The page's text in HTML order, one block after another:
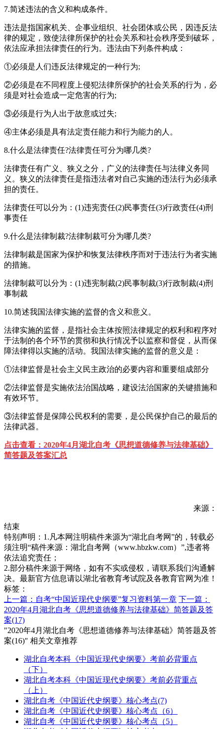
7.简述违法的含义和构成条件。
违法是指国家机关、企事业组织、社会团体或公民，因违反法
律的规定，致使法律所保护的社会关系和社会秩序受到破坏，
依法应承担法律责任的行为。违法由下列条件构成：
①必须是人们违反法律规定的一种行为;
②必须是在不同程度上侵犯法律所保护的社会关系的行为，必
须是对社会造成一定危害的行为;
③必须是行为人出于故意或过失;
④主体必须是具有法定责任能力和行为能力的人。
8.什么是法律责任?法律责任可分为哪几类?
法律责任有广义、狭义之分，广义的法律责任与法律义务同
义。狭义的法律责任是指违法者对自己实施的违法行为必须承
担的责任。
法律责任可以分为：(1)违宪责任(2)民事责任(3)行政责任(4)刑
事责任
9.什么是法律制裁?法律制裁可分为哪几类?
法律制裁是国家为保护和恢复法律秩序而对于违法行为者实施
的措施。
法律制裁可以分为：(1)违宪制裁(2)民事制裁(3)行政制裁(4)刑
事制裁
10.简述我国法律实施的监督的含义和意义。
法律实施的监督，是指社会主体按照法律规定的权利和程序对
于法制的各个环节的贯彻和执行情况予以监察和督促，从而保
障法律得以实施的活动。我国法律实施的监督的意义是：
①法律监督是社会主义民主政治的必要内容和重要组成部分
②法律监督是实施依法治国战略，建设法治国家的关键措施和
有效环节。
③法律监督是保障公民权利的需要，是公民保护自己的最后的
法律武器。
点击查看： 2020年4月湖北自考《思想道德修养与法律基础》
简答题及答案汇总
来源：
结束
特别声明：1.凡本网注明稿件来源为“湖北自考网”的，转载必
须注明“稿件来源：湖北自考网（www.hbzkw.com）”,违者将
依法追究责任；
2.部分稿件来源于网络，如有不实或侵权，请联系我们沟通解
决。最新官方信息请以湖北省教育考试院及各教育官网为准！
标签：
上一篇：自考“中国近现代史纲要”复习资料第一章 下一篇：
2020年4月湖北自考《思想道德修养与法律基础》简答题及答
案(17)
"2020年4月湖北自考《思想道德修养与法律基础》简答题及答
案(16)" 相关文章推荐
湖北自考本科《中国近现代史纲要》考前必背重点
（下）
湖北自考本科《中国近现代史纲要》考前必背重点
（上）
湖北自考《中国近代史纲要》核心考点(7)
湖北自考《中国近代史纲要》核心考点（6）
湖北自考《中国近代史纲要》核心考点（5）